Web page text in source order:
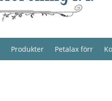
Produkter Petalax förr